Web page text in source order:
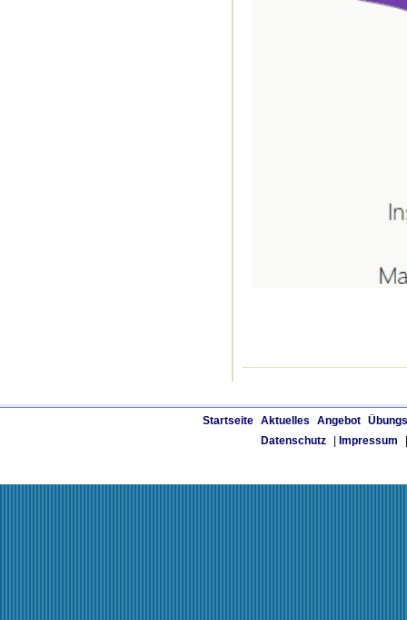
Startseite Aktuelles Angebot
Datenschutz
Impressum